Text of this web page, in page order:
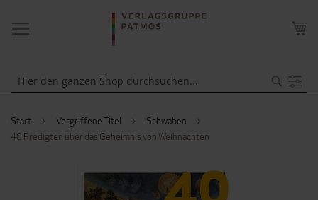
NAVIGATION
UMSCHALTEN
Start Vergriffene Titel
Schwaben
40 Predigten über das Geheimnis von Weihnachten
ZUM
DER